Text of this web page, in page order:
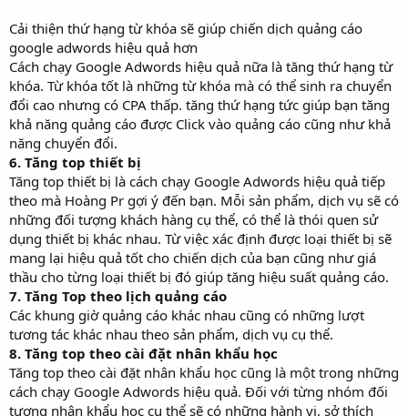
Cải thiện thứ hạng từ khóa sẽ giúp chiến dịch quảng cáo
google adwords hiệu quả hơn
Cách chạy Google Adwords hiệu quả nữa là tăng thứ hạng từ
khóa. Từ khóa tốt là những từ khóa mà có thể sinh ra chuyển
đổi cao nhưng có CPA thấp. tăng thứ hạng tức giúp bạn tăng
khả năng quảng cáo được Click vào quảng cáo cũng như khả
năng chuyển đổi.
6. Tăng top thiết bị
Tăng top thiết bị là cách chạy Google Adwords hiệu quả tiếp
theo mà Hoàng Pr gợi ý đến bạn. Mỗi sản phẩm, dịch vụ sẽ có
những đối tượng khách hàng cụ thể, có thể là thói quen sử
dụng thiết bị khác nhau. Từ việc xác định được loại thiết bị sẽ
mang lại hiệu quả tốt cho chiến dịch của bạn cũng như giá
thầu cho từng loại thiết bị đó giúp tăng hiệu suất quảng cáo.
7. Tăng Top theo lịch quảng cáo
Các khung giờ quảng cáo khác nhau cũng có những lượt
tương tác khác nhau theo sản phẩm, dịch vụ cụ thể.
8. Tăng top theo cài đặt nhân khẩu học
Tăng top theo cài đặt nhân khẩu học cũng là một trong những
cách chạy Google Adwords hiệu quả. Đối với từng nhóm đối
tượng nhân khẩu học cụ thể sẽ có những hành vi, sở thích